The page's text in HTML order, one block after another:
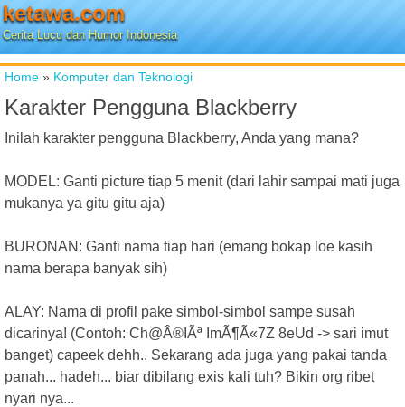
ketawa.com
Cerita Lucu dan Humor Indonesia
Home » Komputer dan Teknologi
Karakter Pengguna Blackberry
Inilah karakter pengguna Blackberry, Anda yang mana?
MODEL: Ganti picture tiap 5 menit (dari lahir sampai mati juga
mukanya ya gitu gitu aja)
BURONAN: Ganti nama tiap hari (emang bokap loe kasih
nama berapa banyak sih)
ALAY: Nama di profil pake simbol-simbol sampe susah
dicarinya! (Contoh: Ch@Â®IÃª ImÃ¶Ã«7Z 8eUd -> sari imut
banget) capeek dehh.. Sekarang ada juga yang pakai tanda
panah...​ hadeh... biar dibilang exis kali tuh? Bikin org ribet
nyari nya...